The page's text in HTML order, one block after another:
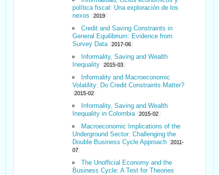
política fiscal: Una exploración de los
nexos
2019
Credit and Saving Constraints in
General Equilibrium: Evidence from
Survey Data
2017-06
Informality, Saving and Wealth
Inequality
2015-03
Informality and Macroeconomic
Volatility: Do Credit Constraints Matter?
2015-02
Informality, Saving and Wealth
Inequality in Colombia
2015-02
Macroeconomic Implications of the
Underground Sector: Challenging the
Double Business Cycle Approach
2011-
07
The Unofficial Economy and the
Business Cycle: A Test for Theories